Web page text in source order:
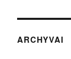
ARCHYVAI